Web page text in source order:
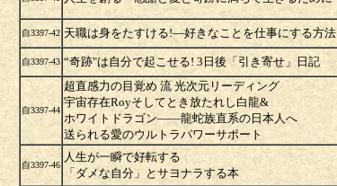
自3397-42 天職は身をたすける!―好きなことを仕事にする方法
自3397-43 “奇跡"は自分で起こせる! 3日後「引き寄せ」日記
自3397-44
超直感力の目覚め 流 光次元リーディング
宇宙存在Royそしてとき放たれし白龍&
ホワイトドラゴン――龍蛇族直系の日本人へ
送られる愛のウルトラパワーサポート
自3397-46
人生が一瞬で好転する
「ダメな自分」とサヨナラする本